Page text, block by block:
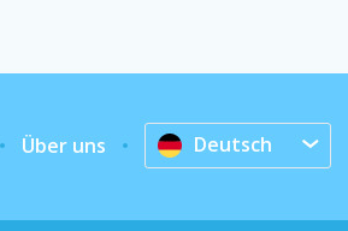
Über uns Deutsch